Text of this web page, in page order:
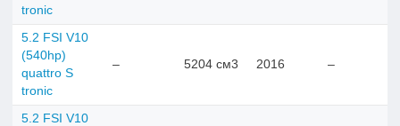
tronic
5.2 FSI V10
(540hp)
quattro S
tronic
– 5204 см3 2016 –
5.2 FSI V10